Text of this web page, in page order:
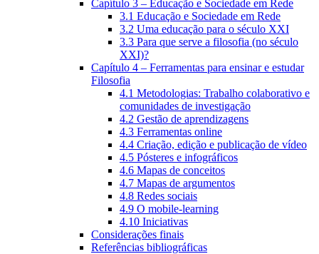
Capítulo 3 – Educação e Sociedade em Rede
3.1 Educação e Sociedade em Rede
3.2 Uma educação para o século XXI
3.3 Para que serve a filosofia (no século
XXI)?
Capítulo 4 – Ferramentas para ensinar e estudar
Filosofia
4.1 Metodologias: Trabalho colaborativo e
comunidades de investigação
4.2 Gestão de aprendizagens
4.3 Ferramentas online
4.4 Criação, edição e publicação de vídeo
4.5 Pósteres e infográficos
4.6 Mapas de conceitos
4.7 Mapas de argumentos
4.8 Redes sociais
4.9 O mobile-learning
4.10 Iniciativas
Considerações finais
Referências bibliográficas